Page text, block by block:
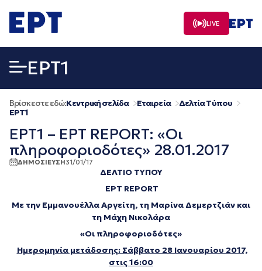
σε
περιεχόμενο
LIVE
EΡΤ1
Βρίσκεστε εδώ:Κεντρική σελίδα Εταιρεία
Δελτία Τύπου
EΡΤ1
ΕΡΤ1 – ΕΡΤ REPORT: «Οι
πληροφοριοδότες» 28.01.2017
ΔΗΜΟΣΙΕΥΣΗ31/01/17
ΔΕΛΤΙΟ ΤΥΠΟΥ
ΕΡΤ REPORT
Με την Εμμανουέλλα Αργείτη, τη Μαρίνα Δεμερτζιάν και
τη Μάχη Νικολάρα
«Οι πληροφοριοδότες»
Ημερομηνία μετάδοσης: Σάββατο 28 Ιανουαρίου 2017,
στις 16:00